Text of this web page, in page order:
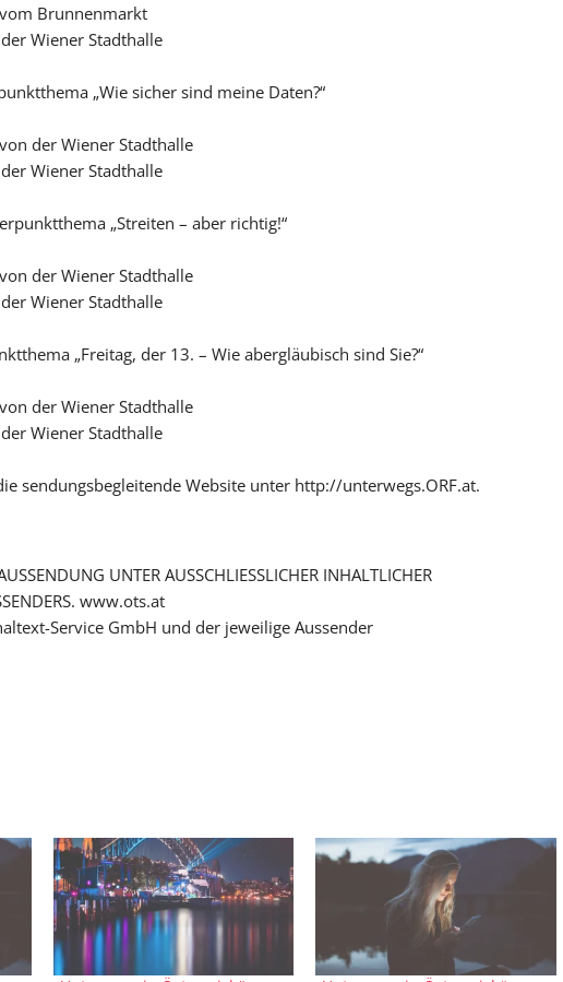
Brunnenmarkt
Wiener Stadthalle
„Wie sicher sind meine Daten?“
der Wiener Stadthalle
Wiener Stadthalle
„Streiten – aber richtig!“
der Wiener Stadthalle
Wiener Stadthalle
„Freitag, der 13. – Wie abergläubisch sind Sie?“
der Wiener Stadthalle
Wiener Stadthalle
sendungsbegleitende Website unter http://unterwegs.ORF.at.
UNTER AUSSCHLIESSLICHER INHALTLICHER
www.ots.at
Service GmbH und der jeweilige Aussender